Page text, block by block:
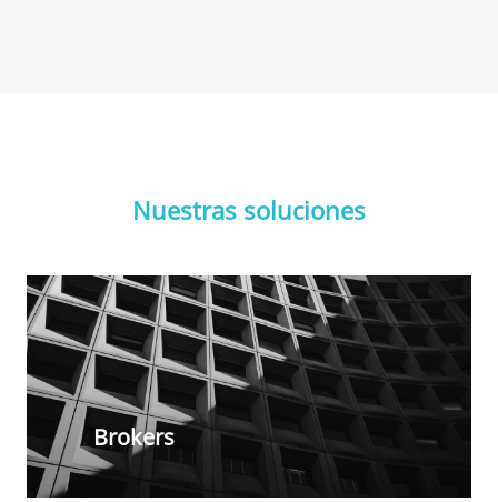
Nuestras soluciones
Brokers